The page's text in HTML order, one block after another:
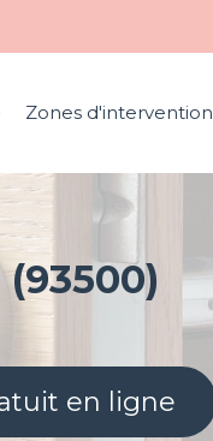
Zones d'intervention
en ligne